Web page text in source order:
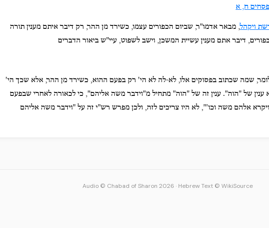
ח, א
ויקהל, מבאר אדמו"ר, שביום הכפורים עצמו, כשירד מן ההר, רק דיבר איתם מענין תורה
דיבר אתם מענין עשיית המשכן, וישב לשפוט, עיי"ש ביאור הדברים
שמה שכתוב בפסוקים אלו, לא-לה לא הי' רק בפעם ההוא, כשירד מן ההר, אלא שכך הי'
ענין של "הוה". ענין זה של "הוה" מתחיל מ"וידבר משה אליהם", כי לכאורה לאחרי שבפעם
אלהם משה וכו'", לא היו צריכים לזה, ולכן מפרש רש"י זה על "וידבר משה אליהם
Audio © Chabad of Sharon 2026 · Hebrew Text © WikiSource